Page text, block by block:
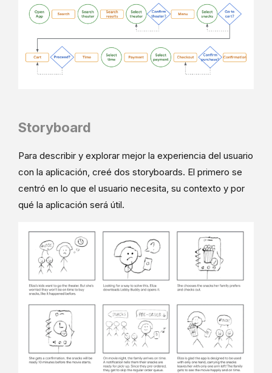
Storyboard
Para describir y explorar mejor la experiencia del usuario
con la aplicación, creé dos storyboards. El primero se
centró en lo que el usuario necesita, su contexto y por
qué la aplicación será útil.